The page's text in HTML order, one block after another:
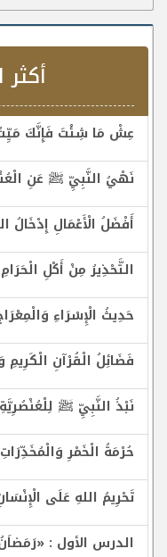
أكثر
عِشْ مَا شِئْتَ فَإِنَّكَ
نَهْيُ النَّبِيِّ ﷺ عَنِ
أَفْضَلُ الْأَعْمَالِ إِدْخَالُ
التَّحْذِيرُ مِنْ أَكْلِ
حَدِيثُ الْإِسْرَاءِ
فَضَائِلُ الْقُرْآنِ
نَبْذُ النَّبِيِّ ﷺ
حُرْمَةُ الْخَمْرِ
تَحْرِيمُ اللهِ عَلَى
الدرس الأول :